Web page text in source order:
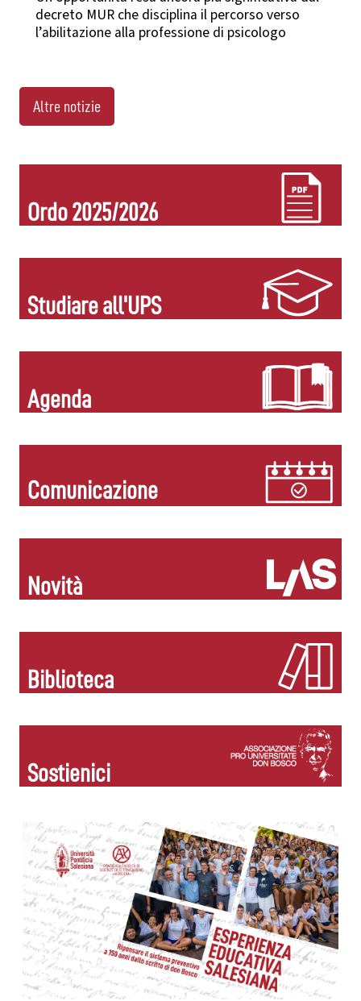
decreto MUR che disciplina il percorso verso
l’abilitazione alla professione di psicologo
Altre notizie
Ordo 2025/2026
Studiare all'UPS
Agenda
Comunicazione
Novità
Biblioteca
Sostienici